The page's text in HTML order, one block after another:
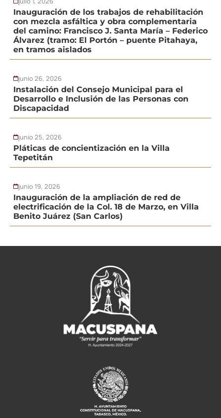
Inauguración de los trabajos de rehabilitación
con mezcla asfáltica y obra complementaria
del camino: Francisco J. Santa María – Federico
Álvarez (tramo: El Portón – puente Pitahaya,
en tramos aislados
junio 26, 2026
Instalación del Consejo Municipal para el
Desarrollo e Inclusión de las Personas con
Discapacidad
junio 25, 2026
Pláticas de concientización en la Villa
Tepetitán
junio 19, 2026
Inauguración de la ampliación de red de
electrificación de la Col. 18 de Marzo, en Villa
Benito Juárez (San Carlos)